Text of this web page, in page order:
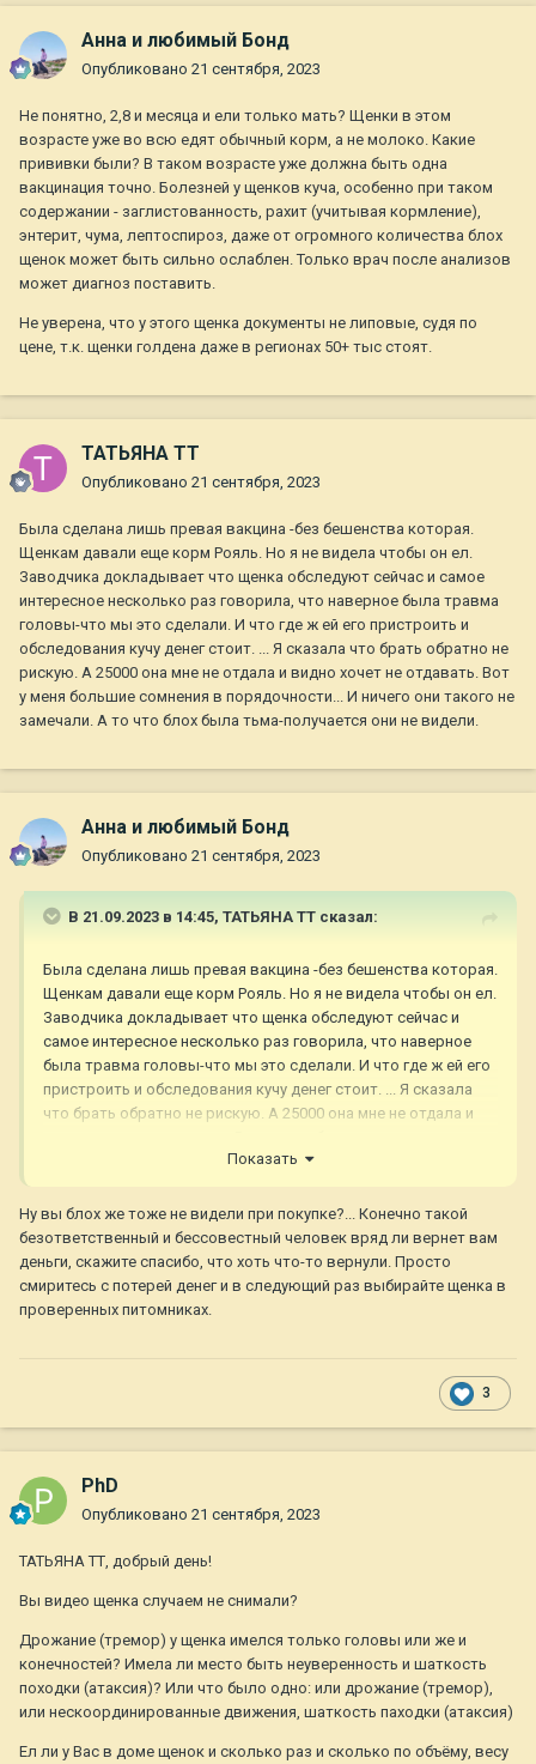
Анна и любимый Бонд
Опубликовано 21 сентября, 2023
Не понятно, 2,8 и месяца и ели только мать? Щенки в этом
возрасте уже во всю едят обычный корм, а не молоко. Какие
прививки были? В таком возрасте уже должна быть одна
вакцинация точно. Болезней у щенков куча, особенно при таком
содержании - заглистованность, рахит (учитывая кормление),
энтерит, чума, лептоспироз, даже от огромного количества блох
щенок может быть сильно ослаблен. Только врач после анализов
может диагноз поставить.
Не уверена, что у этого щенка документы не липовые, судя по
цене, т.к. щенки голдена даже в регионах 50+ тыс стоят.
ТАТЬЯНА ТТ
Опубликовано 21 сентября, 2023
Была сделана лишь превая вакцина -без бешенства которая.
Щенкам давали еще корм Рояль. Но я не видела чтобы он ел.
Заводчика докладывает что щенка обследуют сейчас и самое
интересное несколько раз говорила, что наверное была травма
головы-что мы это сделали. И что где ж ей его пристроить и
обследования кучу денег стоит. ... Я сказала что брать обратно не
рискую. А 25000 она мне не отдала и видно хочет не отдавать. Вот
у меня большие сомнения в порядочности... И ничего они такого не
замечали. А то что блох была тьма-получается они не видели.
Анна и любимый Бонд
Опубликовано 21 сентября, 2023
В 21.09.2023 в 14:45, ТАТЬЯНА ТТ сказал:
Была сделана лишь превая вакцина -без бешенства которая.
Щенкам давали еще корм Рояль. Но я не видела чтобы он ел.
Заводчика докладывает что щенка обследуют сейчас и
самое интересное несколько раз говорила, что наверное
была травма головы-что мы это сделали. И что где ж ей его
пристроить и обследования кучу денег стоит. ... Я сказала
что брать обратно не рискую. А 25000 она мне не отдала и
порядочности... И ничего они такого не замечали. А то что
Показать
Ну вы блох же тоже не видели при покупке?... Конечно такой
безответственный и бессовестный человек вряд ли вернет вам
деньги, скажите спасибо, что хоть что-то вернули. Просто
смиритесь с потерей денег и в следующий раз выбирайте щенка в
проверенных питомниках.
3
PhD
Опубликовано 21 сентября, 2023
ТАТЬЯНА ТТ, добрый день!
Вы видео щенка случаем не снимали?
Дрожание (тремор) у щенка имелся только головы или же и
конечностей? Имела ли место быть неуверенность и шаткость
походки (атаксия)? Или что было одно: или дрожание (тремор),
или нескоординированные движения, шаткость паходки (атаксия)
Ел ли у Вас в доме щенок и сколько раз и сколько по объёму, весу